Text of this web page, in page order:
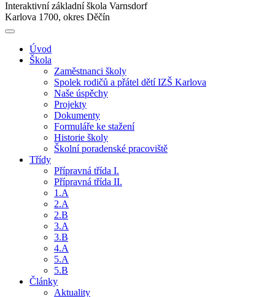
Interaktivní základní škola Varnsdorf
Karlova 1700, okres Děčín
Úvod
Škola
Zaměstnanci školy
Spolek rodičů a přátel dětí IZŠ Karlova
Naše úspěchy
Projekty
Dokumenty
Formuláře ke stažení
Historie školy
Školní poradenské pracoviště
Třídy
Přípravná třída I.
Přípravná třída II.
1.A
2.A
2.B
3.A
3.B
4.A
5.A
5.B
Články
Aktuality